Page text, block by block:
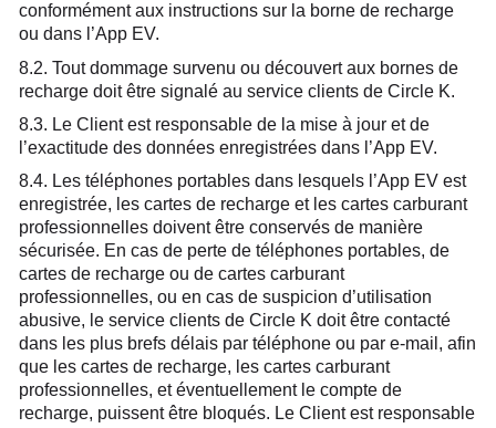
conformément aux instructions sur la borne de recharge
ou dans l’App EV.
8.2. Tout dommage survenu ou découvert aux bornes de
recharge doit être signalé au service clients de Circle K.
8.3. Le Client est responsable de la mise à jour et de
l’exactitude des données enregistrées dans l’App EV.
8.4. Les téléphones portables dans lesquels l’App EV est
enregistrée, les cartes de recharge et les cartes carburant
professionnelles doivent être conservés de manière
sécurisée. En cas de perte de téléphones portables, de
cartes de recharge ou de cartes carburant
professionnelles, ou en cas de suspicion d’utilisation
abusive, le service clients de Circle K doit être contacté
dans les plus brefs délais par téléphone ou par e-mail, afin
que les cartes de recharge, les cartes carburant
professionnelles, et éventuellement le compte de
recharge, puissent être bloqués. Le Client est responsable